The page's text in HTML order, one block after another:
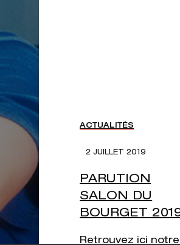
ACTUALITÉS
2 JUILLET 2019
PARUTION
SALON DU
BOURGET
Retrouvez ici notre
SOCIÉTÉ
SAVOIR-FAIRE
CONTACT